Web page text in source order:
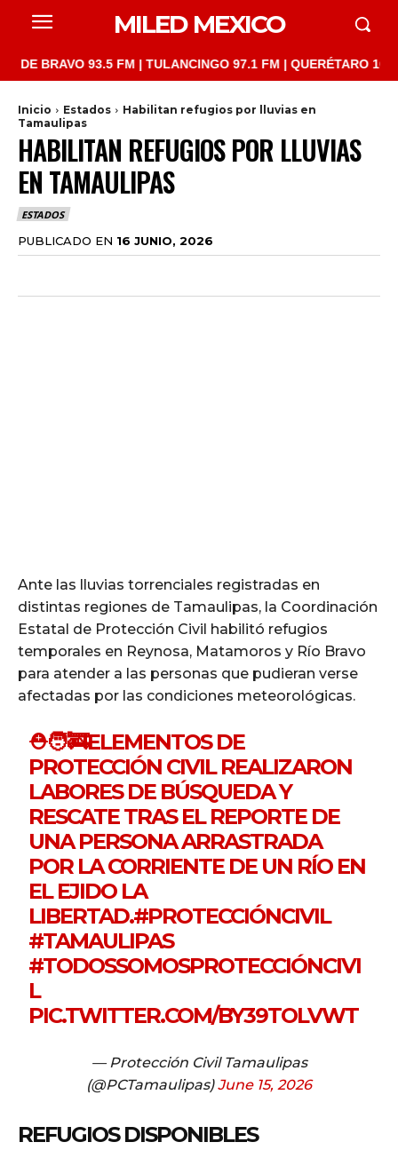
MILED MEXICO
93.5 FM | TULANCINGO 97.1 FM | QUERÉTARO 103.1
Inicio Estados
Habilitan refugios por lluvias en
Tamaulipas
HABILITAN REFUGIOS POR LLUVIAS
EN TAMAULIPAS
ESTADOS
PUBLICADO EN 16 JUNIO, 2026
Ante las lluvias torrenciales registradas en
distintas regiones de Tamaulipas, la Coordinación
Estatal de Protección Civil habilitó refugios
temporales en Reynosa, Matamoros y Río Bravo
para atender a las personas que pudieran verse
afectadas por las condiciones meteorológicas.
⛑️🧑‍🚒ELEMENTOS DE
PROTECCIÓN CIVIL REALIZARON
LABORES DE BÚSQUEDA Y
RESCATE TRAS EL REPORTE DE
UNA PERSONA ARRASTRADA
POR LA CORRIENTE DE UN RÍO EN
EL EJIDO LA
LIBERTAD.#PROTECCIÓNCIVIL
#TAMAULIPAS
#TODOSSOMOSPROTECCIÓNCIVI
L
PIC.TWITTER.COM/BY39TOLVWT
— Protección Civil Tamaulipas
(@PCTamaulipas)June 15, 2026
REFUGIOS DISPONIBLES